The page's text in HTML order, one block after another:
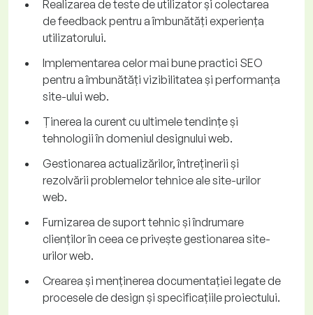
Realizarea de teste de utilizator și colectarea
de feedback pentru a îmbunătăți experiența
utilizatorului.
Implementarea celor mai bune practici SEO
pentru a îmbunătăți vizibilitatea și performanța
site-ului web.
Ținerea la curent cu ultimele tendințe și
tehnologii în domeniul designului web.
Gestionarea actualizărilor, întreținerii și
rezolvării problemelor tehnice ale site-urilor
web.
Furnizarea de suport tehnic și îndrumare
clienților în ceea ce privește gestionarea site-
urilor web.
Crearea și menținerea documentației legate de
procesele de design și specificațiile proiectului.